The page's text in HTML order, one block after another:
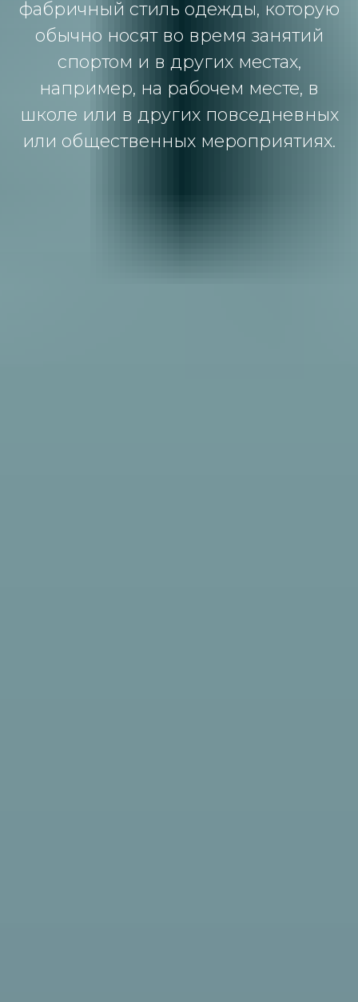
фабричный стиль одежды, которую
обычно носят во время занятий
спортом и в других местах,
например, на рабочем месте, в
школе или в других повседневных
или общественных мероприятиях.